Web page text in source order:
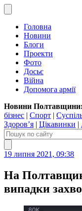
Головна
Новини
Блоги
Проекти
Фото
Досьє
Війна
Допомога армії
Новини Полтавщини:
бізнес | Спорт |
Здоров’я | Цікавинки |
19 липня 2021, 09:38
На
випадки